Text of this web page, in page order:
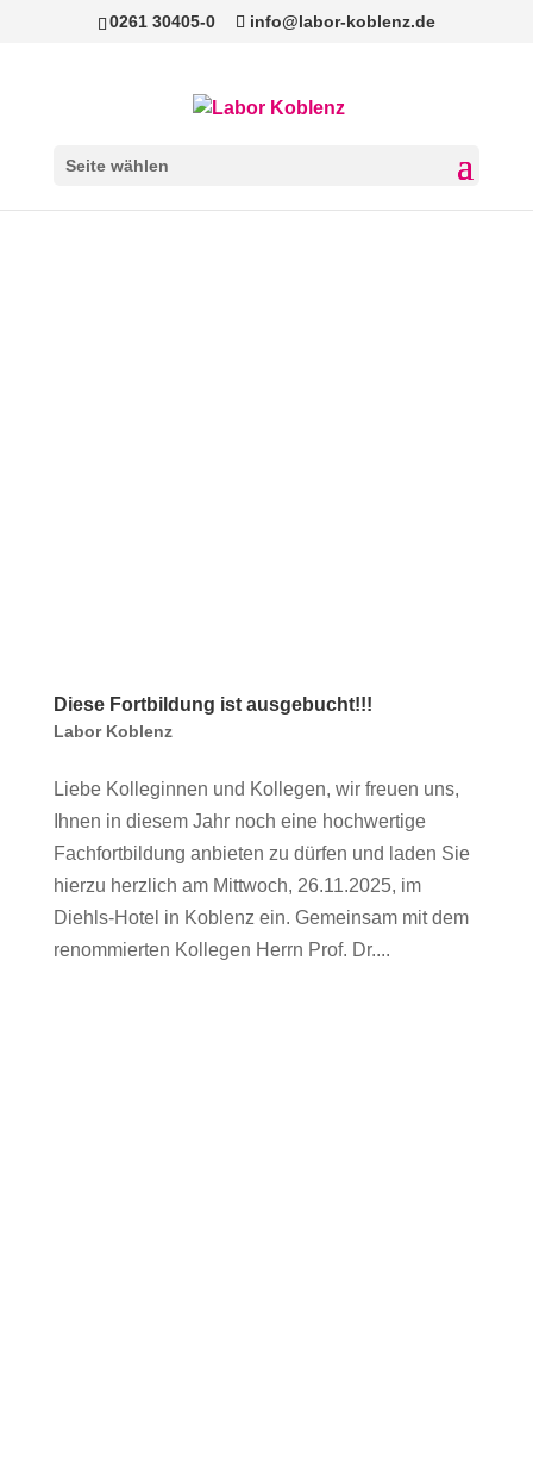
0261 30405-0 info@labor-koblenz.de
Seite wählen
Diese Fortbildung ist ausgebucht!!!
Labor Koblenz
Liebe Kolleginnen und Kollegen, wir freuen uns,
Ihnen in diesem Jahr noch eine hochwertige
Fachfortbildung anbieten zu dürfen und laden Sie
hierzu herzlich am Mittwoch, 26.11.2025, im
Diehls-Hotel in Koblenz ein. Gemeinsam mit dem
renommierten Kollegen Herrn Prof. Dr....